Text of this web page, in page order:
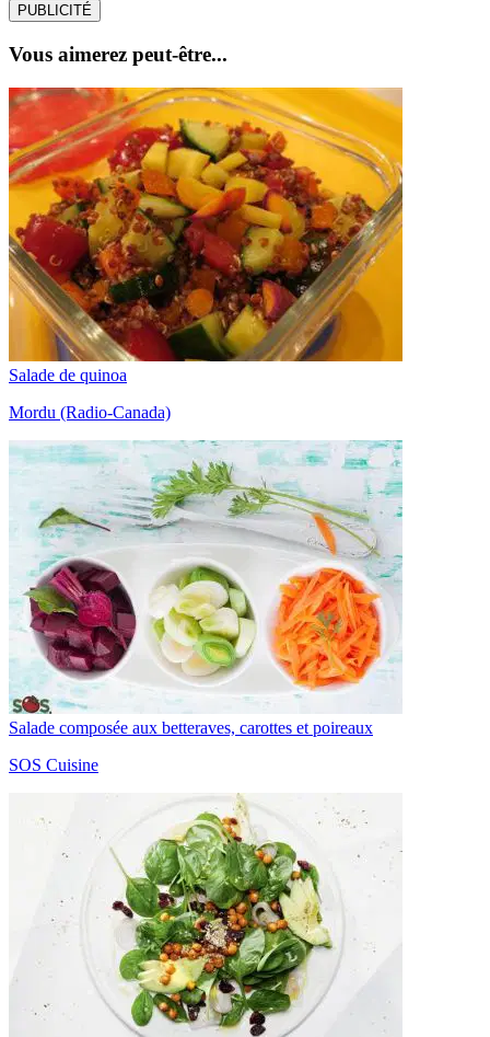
PUBLICITÉ
Vous aimerez peut-être...
Salade de quinoa
Mordu (Radio-Canada)
Salade composée aux betteraves, carottes et poireaux
SOS Cuisine